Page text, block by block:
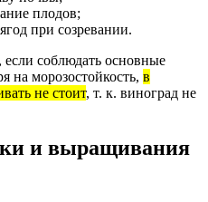
плодов;
при созревании.
соблюдать основные
на морозостойкость, в
не стоит, т. к. виноград не
и выращивания